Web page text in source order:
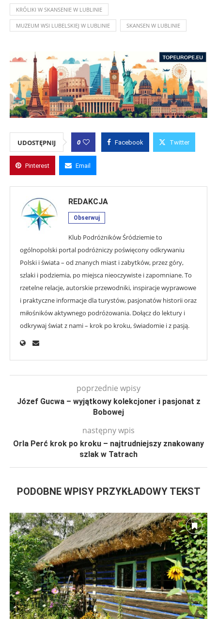
KRÓLIKI W SKANSENIE W LUBLINIE
MUZEUM WSI LUBELSKIEJ W LUBLINIE SKANSEN W LUBLINIE
UDOSTĘPNIJ 0 Facebook Twitter
Pinterest Email
REDAKCJA
Obserwuj
Klub Podróżników Śródziemie to
ogólnopolski portal podróżniczy poświęcony odkrywaniu
Polski i świata – od znanych miast i zabytków, przez góry,
szlaki i podziemia, po miejsca nieoczywiste i zapomniane. To
rzetelne relacje, autorskie przewodniki, inspiracje wyprawowe
i praktyczne informacje dla turystów, pasjonatów historii oraz
miłośników aktywnego podróżowania. Dołącz do lektury i
odkrywaj świat z nami – krok po kroku, świadomie i z pasją.
poprzednie wpisy
Józef Gucwa – wyjątkowy kolekcjoner i pasjonat z
Bobowej
następny wpis
Orla Perć krok po kroku – najtrudniejszy znakowany
szlak w Tatrach
PODOBNE WPISY PRZYKŁADOWY TEKST